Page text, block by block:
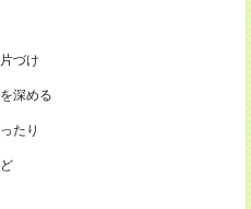
づけ
深める
たり